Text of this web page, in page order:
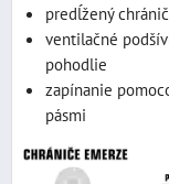
predĺžený
ventilačné
pohodlie
zapínanie
pásmi